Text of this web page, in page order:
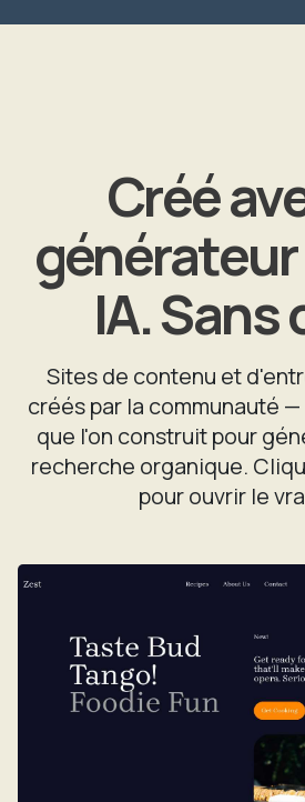
Créé
IA. Sans
Sites de contenu et
créés par la communauté
que l'on construit pour
recherche organique.
pour ouvrir le